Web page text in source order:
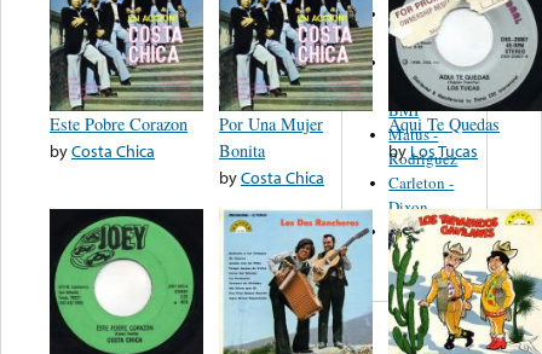
Este Pobre Corazon
byCosta Chica
Por Una Mujer
Bonita
byCosta Chica
Aqui Te Quedas
byLos Tucas
Martinez,
Felipe
Performance
Music Co.
BMI
Matus -
Rodriguez
Carleton -
Dixon
Abreu -
Oliverira